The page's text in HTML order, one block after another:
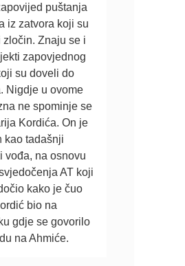
puštanja
iz zatvora koji su
zločin. Znaju se i
zapovjednog
su doveli do
Nigdje u ovome
ne spominje se
Kordića. On je
kao tadašnji
vođa, na osnovu
AT koji
kako je čuo
bio na
gdje se govorilo
na Ahmiće.